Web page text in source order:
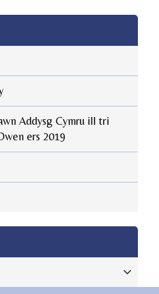
Addysg Cymru ill tri
ers 2019